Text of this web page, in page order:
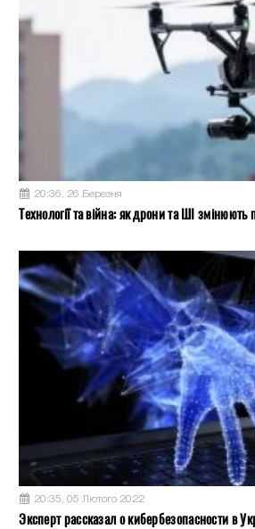
20:36, 26 Березня
Технології та війна: як дрони та ШІ
20:35, 05 Лютого 2022
Эксперт рассказал о кибербезопасности в